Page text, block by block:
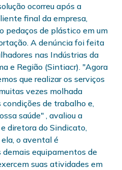
ocorreu após a
final da empresa,
pedaços de plástico em um
A denúncia foi feita
nas Indústrias da
e Região (Sintiacr). "Agora
que realizar os serviços
vezes molhada
de trabalho e,
saúde" , avaliou a
diretora do Sindicato,
o avental é
equipamentos de
suas atividades em